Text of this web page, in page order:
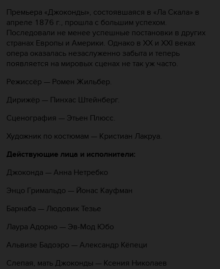
Премьера «Джоконды», состоявшаяся в «Ла Скала» в
апреле 1876 г., прошла с большим успехом.
Последовали не менее успешные постановки в других
странах Европы и Америки. Однако в XX и XXI веках
опера оказалась незаслуженно забыта и теперь
появляется на мировых сценах не так уж часто.
Режиссёр — Ромен Жильбер.
Дирижёр — Пинхас Штейнберг.
Сценография — Этьен Плюсс.
Художник по костюмам — Кристиан Лакруа.
Действующие лица и исполнители:
Джоконда — Анна Нетребко
Энцо Гримальдо — Йонас Кауфман
Барнаба — Людовик Тезье
Лаура Адорно — Эв-Мод Юбо
Альвизе Бадоэро — Александр Кёпеци
Слепая, мать Джоконды — Ксения Николаев